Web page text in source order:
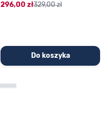
296,00 zł329,00 zł
Do koszyka